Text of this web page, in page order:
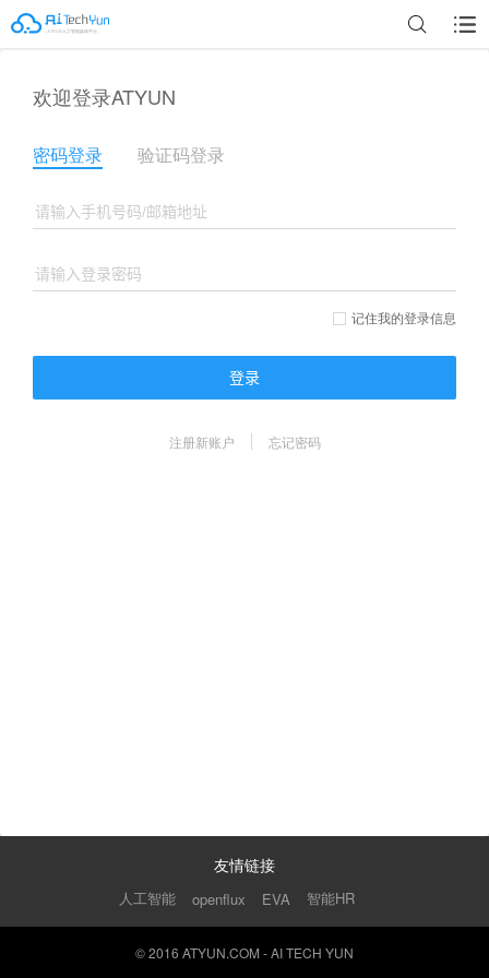
欢迎登录ATYUN
密码登录 验证码登录
记住我的登录信息
登录
注册新账户 忘记密码
友情链接
人工智能 openflux EVA 智能HR
© 2016 ATYUN.COM - AI TECH YUN